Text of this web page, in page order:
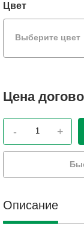
Цвет
Выберите цвет
Цена
- +
Описание